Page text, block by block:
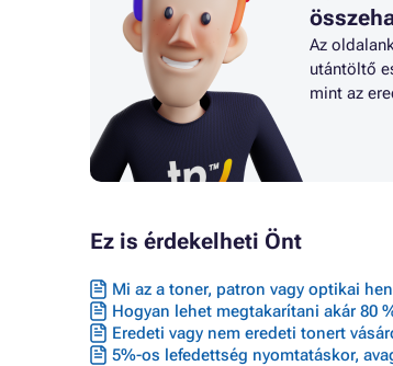
Az
utántöltő
mint az
Ez is érdekelheti Önt
Mi az a toner, patron vagy optikai
Hogyan lehet megtakarítani akár 80
Eredeti vagy nem eredeti tonert
5%-os lefedettség nyomtatáskor,